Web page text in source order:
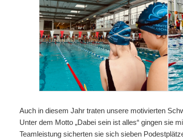
Auch in diesem Jahr traten unsere motivierten
Unter dem Motto „Dabei sein ist alles“ gingen sie
Teamleistung sicherten sie sich sieben